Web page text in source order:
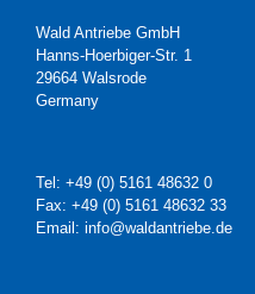
Wald Antriebe GmbH
Hanns-Hoerbiger-Str. 1
29664 Walsrode
Germany
Tel: +49 (0) 5161 48632 0
Fax: +49 (0) 5161 48632 33
Email: info@waldantriebe.de